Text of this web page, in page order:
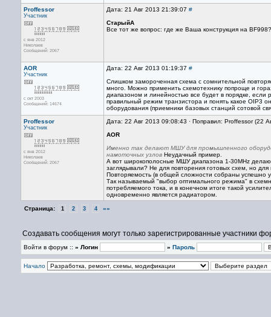
Proffessor
Участник
с янв 2012
Николаев
Сообщений: 2067
Дата: 21 Авг 2013 21:39:07 #
СтарыйА
Все тот же вопрос: где же Ваша конструкция на BF998?
AOR
Участник
с окт 2003
Сообщений: 14674
Дата: 22 Авг 2013 01:19:37 #
Слишком замороченная схема с сомнительной
много. Можно применить схемотехнику попроще и
диапазоном и линейностью все будет в порядке, если
правильный режим транзистора и понять какое OIP3
оборудования (приемники базовых станций сотовой
Proffessor
Участник
с янв 2012
Николаев
Сообщений: 2067
Дата: 22 Авг 2013 09:08:43 · Поправил: Proffessor (22
AOR
Именно так делают МШУ для промышленного
намоточных узлов Неудачный пример.
А вот широкополосные МШУ диапазона 1-30MHz
заглядывали? Не для повторения готовых схем, но
Повторяемость (в общей сложности собраны успешно
Так называемый "выбор оптимального режима" в
потребляемого тока, и в конечном итоге такой
одновременно является радиатором.
Страница: 1 2 3 4 »»
Создавать сообщения могут только зарегистрированные участники
Войти в форум :: » Логин » Пароль
Начало